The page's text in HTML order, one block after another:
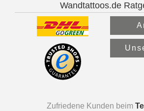
Wandtattoos.de
Zufriedene Kunden beim